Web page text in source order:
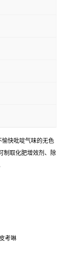
快吡啶气味的无色
制取化肥增效剂、除
考啉